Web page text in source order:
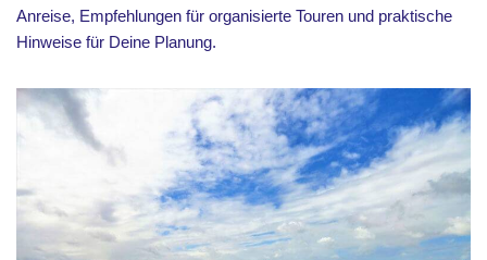
Anreise, Empfehlungen für organisierte Touren und praktische
Hinweise für Deine Planung.